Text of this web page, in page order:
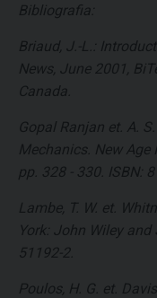
Bibliografia:
Briaud, J.-L.:
News, June 2001,
Canada.
Gopal Ranjan et. A.
Mechanics. New Age
pp. 328 - 330. ISBN:
Lambe, T. W. et.
York: John Wiley and
51192-2.
Poulos, H. G. et.